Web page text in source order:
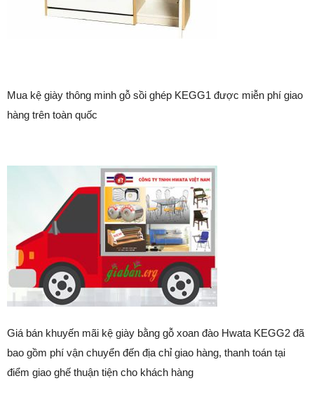
Mua kệ giày thông minh gỗ sồi ghép KEGG1 được miễn phí giao
hàng trên toàn quốc
Giá bán khuyến mãi kệ giày bằng gỗ xoan đào Hwata KEGG2 đã
bao gồm phí vận chuyển đến địa chỉ giao hàng, thanh toán tại
điểm giao ghế thuận tiện cho khách hàng